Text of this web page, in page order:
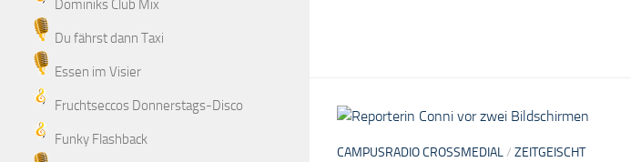
CAMPUSRADIO CROSSMEDIAL/ ZEITGEISCHT
Dominiks Club Mix
Du fährst dann Taxi
Essen im Visier
Fruchtseccos Donnerstags-Disco
Funky Flashback